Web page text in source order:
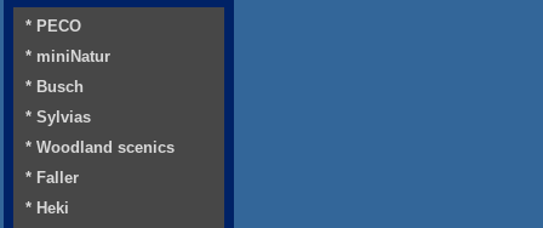
* PECO
* miniNatur
* Busch
* Sylvias
* Woodland scenics
* Faller
* Heki